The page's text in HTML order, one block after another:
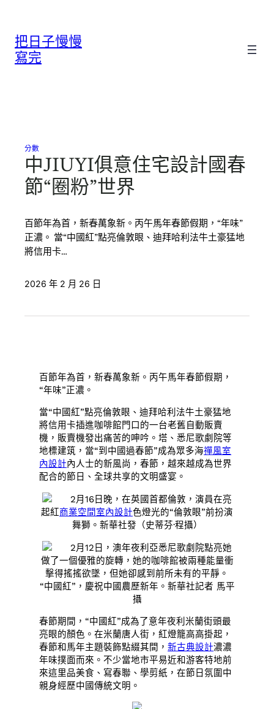
把日子慢慢
寫完
分數
中JIUYI俱意住宅設計國春
節“圈粉”世界
百節年為首，新春萬象新。丙午馬年春節假期，“年味”
正濃。 當“中國紅”點亮倫敦眼、迪拜哈利法牛土豪猛地
將信用卡…
2026 年 2 月 26 日
百節年為首，新春萬象新。丙午馬年春節假期，
“年味”正濃。
當“中國紅”點亮倫敦眼、迪拜哈利法牛土豪猛地
將信用卡插進咖啡館門口的一台老舊自動販賣
機，販賣機發出痛苦的呻吟。塔、悉尼歌劇院等
地標建筑，當“到中國過春節”成為眾多海禪風室
內設計內人士的新風尚，春節，越來越成為世界
配合的節日、全球共享的文明盛宴。
2月16日晚，在英國首都倫敦，演員在亮
起紅商業空間室內設計色燈光的“倫敦眼”前扮演
舞獅。新華社發（史蒂芬·程攝）
2月12日，澳年夜利亞悉尼歌劇院點亮她
做了一個優雅的旋轉，她的咖啡館被兩種能量衝
擊得搖搖欲墜，但她卻感到前所未有的平靜。
“中國紅”，慶祝中國農歷新年。新華社記者 馬平
攝
春節期間，“中國紅”成為了意年夜利米蘭街頭最
亮眼的顏色。在米蘭唐人街，紅燈籠高高掛起，
春節和馬年主題裝飾點綴其間，新古典設計濃濃
年味撲面而來。不少當地市平易近和游客特地前
來這里品美食、寫春聯、學剪紙，在節日氛圍中
親身經歷中國傳統文明。